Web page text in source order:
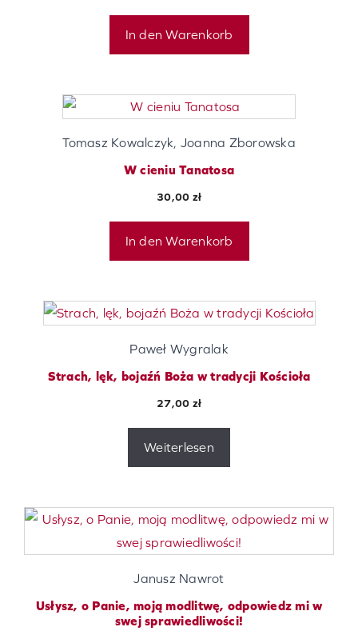
In den Warenkorb
Tomasz Kowalczyk, Joanna Zborowska
W cieniu Tanatosa
30,00 zł
In den Warenkorb
Paweł Wygralak
Strach, lęk, bojaźń Boża w tradycji Kościoła
27,00 zł
Weiterlesen
Janusz Nawrot
Usłysz, o Panie, moją modlitwę, odpowiedz mi w
swej sprawiedliwości!